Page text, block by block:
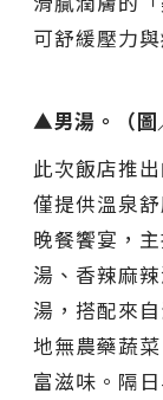
可舒緩壓力
▲男湯。（圖
此次飯店推
僅提供溫泉
晚餐饗宴，
湯、香辣麻
湯，搭配來
地無農藥蔬
富滋味。隔